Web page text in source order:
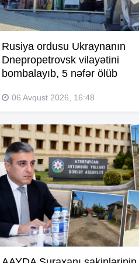
Rusiya ordusu Ukraynanın
Dnepropetrovsk vilayətini
bombalayıb, 5 nəfər ölüb
06 Avqust 2026, 16:48